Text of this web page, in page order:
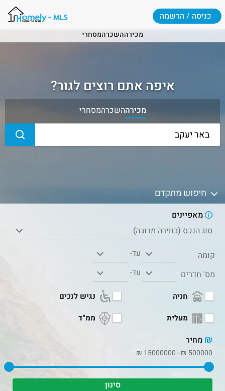
מכירההשכרהמסחרי
כניסה / הרשמה
איפה אתם רוצים לגור?
מכירההשכרהמסחרי
חיפוש מתקדם
מאפיינים
סוג הנכס (בחירה מרובה)
קומה
עד-
מס' חדרים
עד-
חניה
נגיש לנכים
מעלית
ממ"ד
₪ מחיר
500000
₪
-
15000000
₪